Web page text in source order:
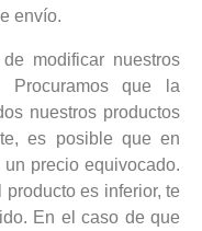
envío.
modificar nuestros
Procuramos que la
nuestros productos
es posible que en
precio equivocado.
es inferior, te
En el caso de que